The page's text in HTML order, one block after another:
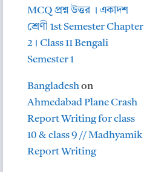
MCQ প্রশ্ন উত্তর । একাদশ
শ্রেণী 1st Semester Chapter
2। Class 11 Bengali
Semester 1
Bangladeshon
Ahmedabad Plane Crash
Report Writing for class
10 & class 9 // Madhyamik
Report Writing